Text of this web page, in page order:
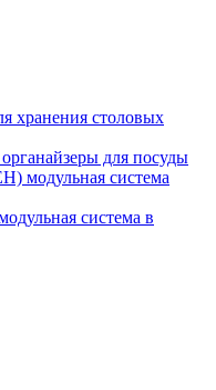
хранения столовых
для посуды
система
система в